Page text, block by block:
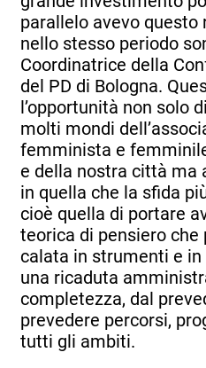
parallelo avevo questo
nello stesso periodo
Coordinatrice della
del PD di Bologna.
l’opportunità non solo
molti mondi
femminista e
e della nostra città ma
in quella che la sfida
cioè quella di portare
teorica di pensiero che
calata in strumenti e
una ricaduta
completezza, dal
prevedere percorsi,
tutti gli ambiti.